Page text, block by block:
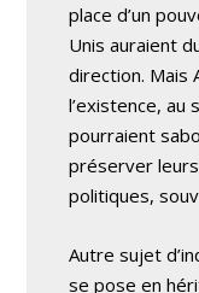
place d’un
Unis auraient
direction. Mais
l’existence, au
pourraient
préserver
politiques,
Autre sujet
se pose en